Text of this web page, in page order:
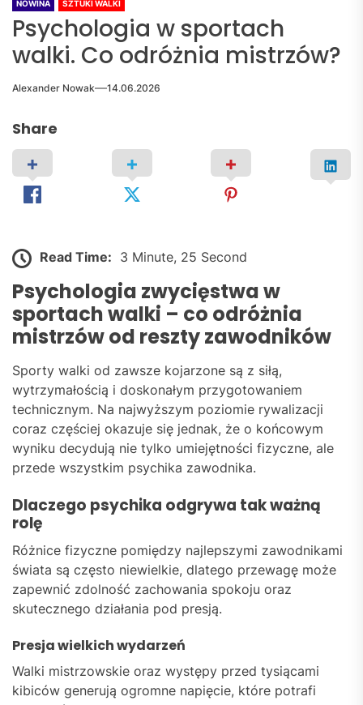
NOWINA SZTUKI WALKI
Psychologia w sportach
walki. Co odróżnia mistrzów?
Alexander Nowak 14.06.2026
Share
Read Time: 3 Minute, 25 Second
Psychologia zwycięstwa w
sportach walki – co odróżnia
mistrzów od reszty zawodników
Sporty walki od zawsze kojarzone są z siłą,
wytrzymałością i doskonałym przygotowaniem
technicznym. Na najwyższym poziomie rywalizacji
coraz częściej okazuje się jednak, że o końcowym
wyniku decydują nie tylko umiejętności fizyczne, ale
przede wszystkim psychika zawodnika.
Dlaczego psychika odgrywa tak ważną
rolę
Różnice fizyczne pomiędzy najlepszymi zawodnikami
świata są często niewielkie, dlatego przewagę może
zapewnić zdolność zachowania spokoju oraz
skutecznego działania pod presją.
Presja wielkich wydarzeń
Walki mistrzowskie oraz występy przed tysiącami
kibiców generują ogromne napięcie, które potrafi